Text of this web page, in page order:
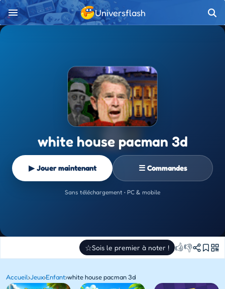
Universflash
white house pacman 3d
▶ Jouer maintenant ☰ Commandes
Sans téléchargement • PC & mobile
☆Sois le premier à noter ! 👍👎
Accueil›Jeux›Enfant›white house pacman 3d